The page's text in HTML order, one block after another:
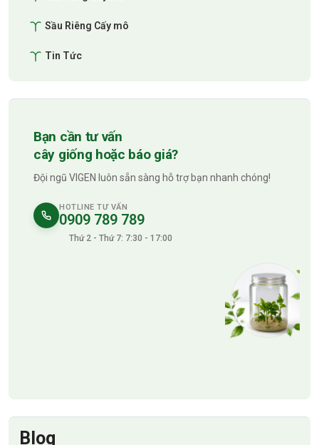
Sầu Riêng Cấy mô
Tin Tức
Bạn cần tư vấn
cây giống hoặc báo giá?
Đội ngũ VIGEN luôn sẵn sàng hỗ trợ bạn nhanh chóng!
HOTLINE TƯ VẤN
0909 789 789
Thứ 2 - Thứ 7: 7:30 - 17:00
Blog